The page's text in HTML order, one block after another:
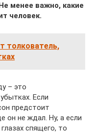
менее важно, какие
человек.
толкователь,
– это
Если
предстоит
он не ждал. Ну, а если
спящего, то